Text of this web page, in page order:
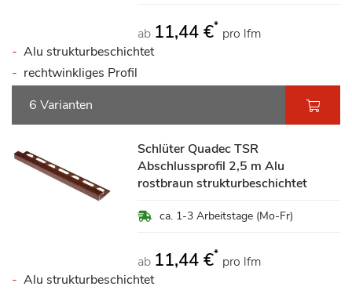
ab 11,44 €* pro lfm
Alu strukturbeschichtet
rechtwinkliges Profil
6 Varianten
Schlüter Quadec TSR
Abschlussprofil 2,5 m Alu
rostbraun strukturbeschichtet
ca. 1-3 Arbeitstage (Mo-Fr)
ab 11,44 €* pro lfm
Alu strukturbeschichtet